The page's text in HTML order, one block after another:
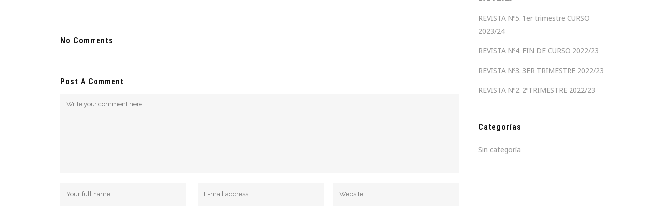
No Comments
Post A Comment
REVISTA Nº5. 1er trimestre CURSO
2023/24
REVISTA Nº4. FIN DE CURSO 2022/23
REVISTA Nº3. 3ER TRIMESTRE 2022/23
REVISTA Nº2. 2ºTRIMESTRE 2022/23
Categorías
Sin categoría